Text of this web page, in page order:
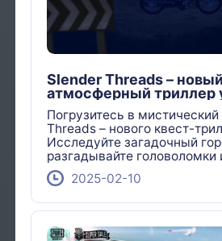
Slender Threads – новый
атмосферный триллер
Погрузитесь в
Threads – нового квест-
Исследуйте загадочный
разгадывайте головоломки
наслаждайтесь уникальной
Узнайте, как купить игру
2025-02-10